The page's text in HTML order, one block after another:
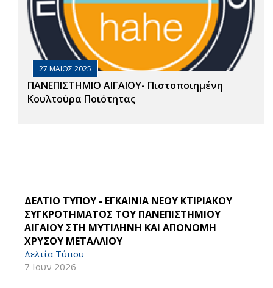
27 ΜΑΙΟΣ 2025
ΠΑΝΕΠΙΣΤΗΜΙΟ ΑΙΓΑΙΟΥ- Πιστοποιημένη
Κουλτούρα Ποιότητας
ΔΕΛΤΙΟ ΤΥΠΟΥ - ΕΓΚΑΙΝΙΑ ΝΕΟΥ ΚΤΙΡΙΑΚΟΥ
ΣΥΓΚΡΟΤΗΜΑΤΟΣ ΤΟΥ ΠΑΝΕΠΙΣΤΗΜΙΟΥ
ΑΙΓΑΙΟΥ ΣΤΗ ΜΥΤΙΛΗΝΗ ΚΑΙ ΑΠΟΝΟΜΗ
ΧΡΥΣΟΥ ΜΕΤΑΛΛΙΟΥ
Δελτία Τύπου
7 Ιουν 2026